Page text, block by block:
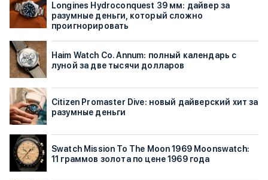
Longines Hydroconquest 39 мм: дайвер за
разумные деньги, который сложно
проигнорировать
Haim Watch Co. Annum: полный календарь с
луной за две тысячи долларов
Citizen Promaster Dive: новый дайверский хит за
разумные деньги
Swatch Mission To The Moon 1969 Moonswatch:
11 граммов золота по цене 1969 года